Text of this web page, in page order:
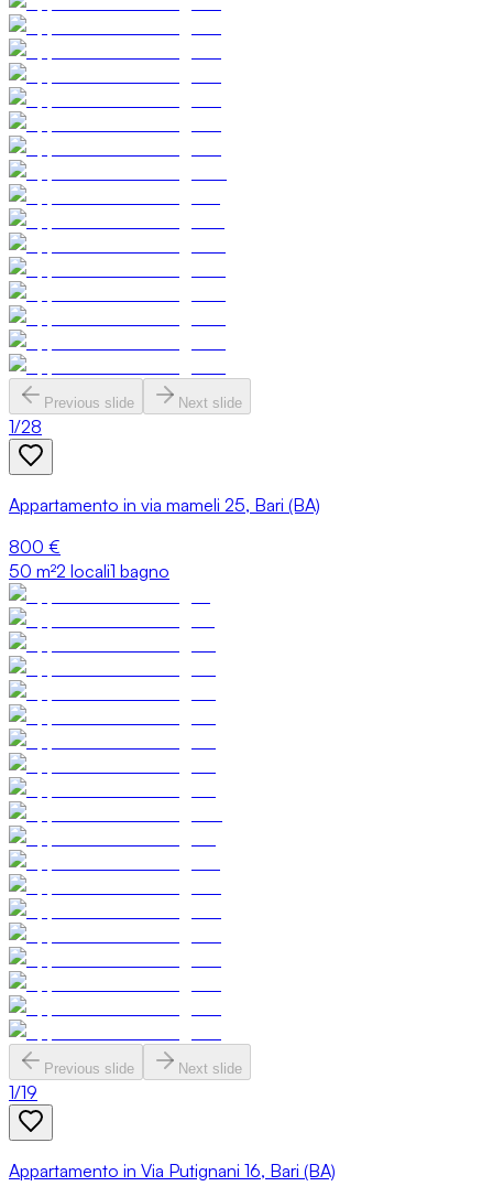
Previous slide Next slide
1/28
Appartamento in via mameli 25, Bari (BA)
800 €
50 m²2 locali1 bagno
Previous slide Next slide
1/19
Appartamento in Via Putignani 16, Bari (BA)